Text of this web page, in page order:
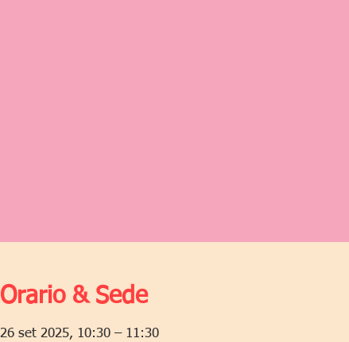
Orario & Sede
26 set 2025, 10:30 – 11:30